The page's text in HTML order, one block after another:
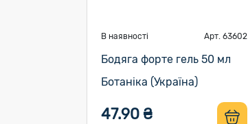
В наявності Арт. 63602
Бодяга форте гель 50 мл
Ботаніка (Україна)
47.90 ₴